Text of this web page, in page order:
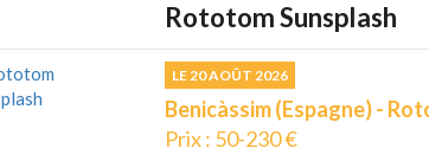
Rototom Sunsplash
LE 20 AOÛT 2026
Benicàssim (Espagne) -
Prix : 50-230 €